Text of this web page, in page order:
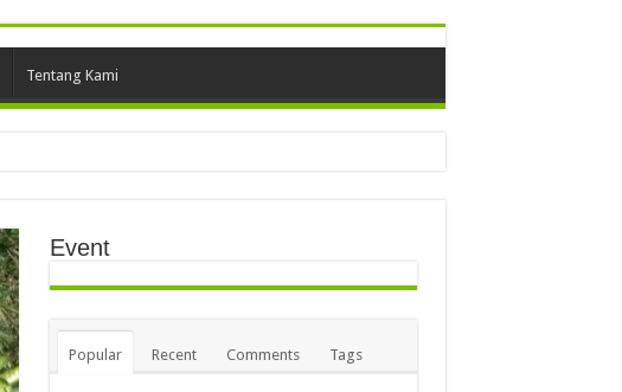
Tentang Kami
Event
Popular Recent Comments Tags